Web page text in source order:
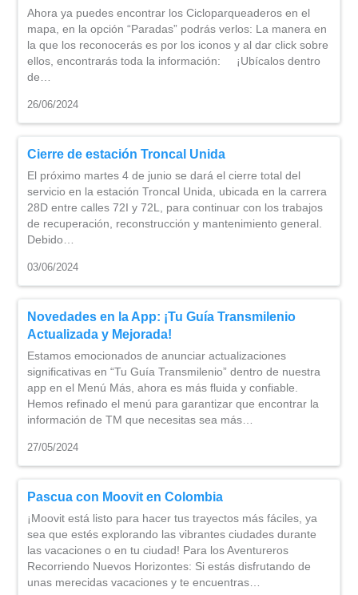
Ahora ya puedes encontrar los Cicloparqueaderos en el
mapa, en la opción “Paradas” podrás verlos: La manera en
la que los reconocerás es por los iconos y al dar click sobre
ellos, encontrarás toda la información: ¡Ubícalos dentro
de…
26/06/2024
Cierre de estación Troncal Unida
El próximo martes 4 de junio se dará el cierre total del
servicio en la estación Troncal Unida, ubicada en la carrera
28D entre calles 72I y 72L, para continuar con los trabajos
de recuperación, reconstrucción y mantenimiento general.
Debido…
03/06/2024
Novedades en la App: ¡Tu Guía Transmilenio
Actualizada y Mejorada!
Estamos emocionados de anunciar actualizaciones
significativas en “Tu Guía Transmilenio” dentro de nuestra
app en el Menú Más, ahora es más fluida y confiable.
Hemos refinado el menú para garantizar que encontrar la
información de TM que necesitas sea más…
27/05/2024
Pascua con Moovit en Colombia
¡Moovit está listo para hacer tus trayectos más fáciles, ya
sea que estés explorando las vibrantes ciudades durante
las vacaciones o en tu ciudad! Para los Aventureros
Recorriendo Nuevos Horizontes: Si estás disfrutando de
unas merecidas vacaciones y te encuentras…